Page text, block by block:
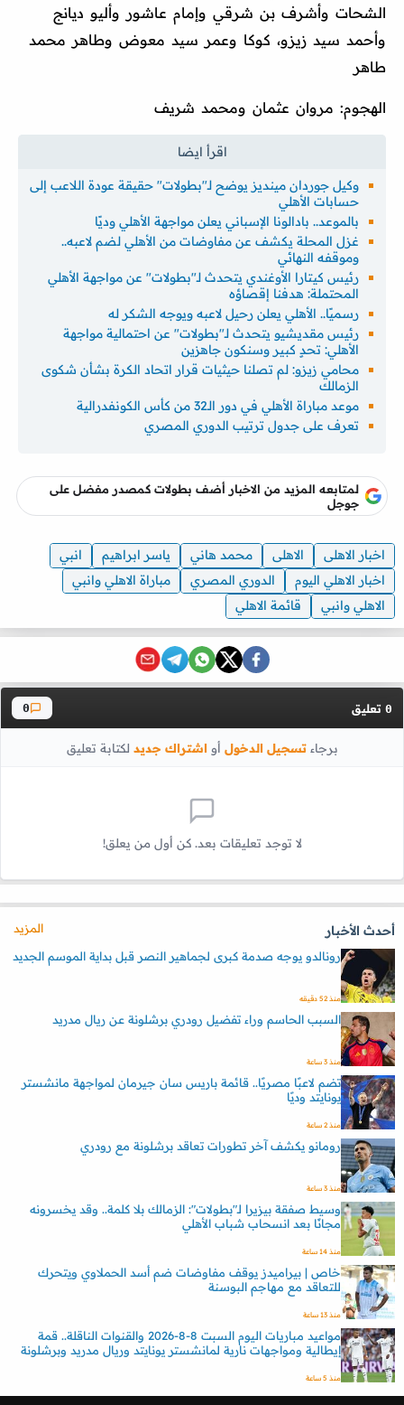
الشحات وأشرف بن شرقي وإمام عاشور وأليو ديانج
وأحمد سيد زيزو، كوكا وعمر سيد معوض وطاهر محمد
طاهر
الهجوم: مروان عثمان ومحمد شريف
وكيل جوردان مينديز يوضح لـ"بطولات" حقيقة عودة اللاعب إلى
حسابات الأهلي
بالموعد.. بادالونا الإسباني يعلن مواجهة الأهلي وديًا
غزل المحلة يكشف عن مفاوضات من الأهلي لضم لاعبه..
وموقفه النهائي
رئيس كيتارا الأوغندي يتحدث لـ"بطولات" عن مواجهة الأهلي
المحتملة: هدفنا إقصاؤه
رسميًا.. الأهلي يعلن رحيل لاعبه ويوجه الشكر له
رئيس مقديشيو يتحدث لـ"بطولات" عن احتمالية مواجهة
الأهلي: تحدٍ كبير وسنكون جاهزين
محامي زيزو: لم تصلنا حيثيات قرار اتحاد الكرة بشأن شكوى
الزمالك
موعد مباراة الأهلي في دور الـ32 من كأس الكونفدرالية
تعرف على جدول ترتيب الدوري المصري
لمتابعه المزيد من الاخبار أضف بطولات كمصدر مفضل على
جوجل
اخبار الاهلى الاهلى محمد هاني ياسر ابراهيم
انبي
اخبار الاهلي اليوم
الدوري المصري
مباراة الاهلي وانبي
الاهلي وانبي
قائمة الاهلي
0 تعليق 0
برجاءتسجيل الدخول أواشتراك جديد لكتابة تعليق
لا توجد تعليقات بعد. كن أول من يعلق!
أحدث الأخبار
المزيد
رونالدو يوجه صدمة كبرى لجماهير النصر قبل بداية الموسم الجديد
منذ 52 دقيقه
السبب الحاسم وراء تفضيل رودري برشلونة عن ريال مدريد
منذ 3 ساعة
تضم لاعبًا مصريًا.. قائمة باريس سان جيرمان لمواجهة مانشستر
يونايتد وديًا
منذ 2 ساعة
رومانو يكشف آخر تطورات تعاقد برشلونة مع رودري
منذ 3 ساعة
وسيط صفقة بيزيرا لـ"بطولات": الزمالك بلا كلمة.. وقد يخسرونه
مجانًا بعد انسحاب شباب الأهلي
منذ 14 ساعة
خاص | بيراميدز يوقف مفاوضات ضم أسد الحملاوي ويتحرك
للتعاقد مع مهاجم البوسنة
منذ 13 ساعة
مواعيد مباريات اليوم السبت 8-8-2026 والقنوات الناقلة.. قمة
إيطالية ومواجهات نارية لمانشستر يونايتد وريال مدريد وبرشلونة
منذ 5 ساعة